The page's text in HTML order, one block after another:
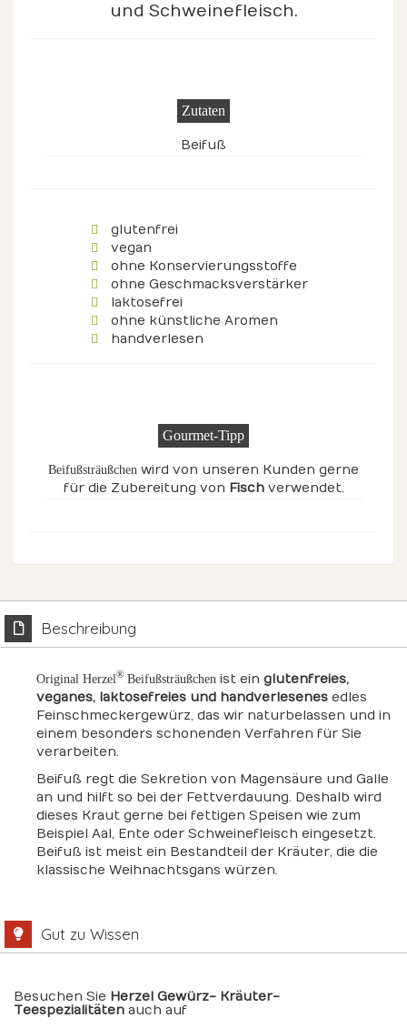
und Schweinefleisch.
Zutaten
Beifuß
glutenfrei
vegan
ohne Konservierungsstoffe
ohne Geschmacksverstärker
laktosefrei
ohne künstliche Aromen
handverlesen
Gourmet-Tipp
Beifußsträußchen wird von unseren Kunden gerne
für die Zubereitung von Fischverwendet.
Beschreibung
Original Herzel® Beifußsträußchen ist ein glutenfreies,
veganes, laktosefreies und handverlesenes edles
Feinschmeckergewürz, das wir naturbelassen und in
einem besonders schonenden Verfahren für Sie
verarbeiten.
Beifuß regt die Sekretion von Magensäure und Galle
an und hilft so bei der Fettverdauung. Deshalb wird
dieses Kraut gerne bei fettigen Speisen wie zum
Beispiel Aal, Ente oder Schweinefleisch eingesetzt.
Beifuß ist meist ein Bestandteil der Kräuter, die die
klassische Weihnachtsgans würzen.
Gut zu Wissen
Besuchen Sie Herzel Gewürz- Kräuter-
Teespezialitäten auch auf